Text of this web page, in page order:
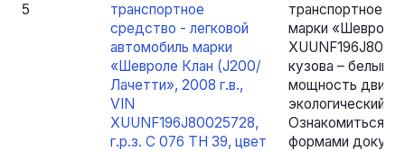
5
транспортное
средство - легковой
автомобиль марки
«Шевроле Клан (J200/
Лачетти», 2008 г.в.,
VIN
XUUNF196J80025728,
г.р.з. С 076 ТН 39, цвет
транспортное
марки «Шевроле
кузова – белый,
мощность
экологический
Ознакомиться с
формами